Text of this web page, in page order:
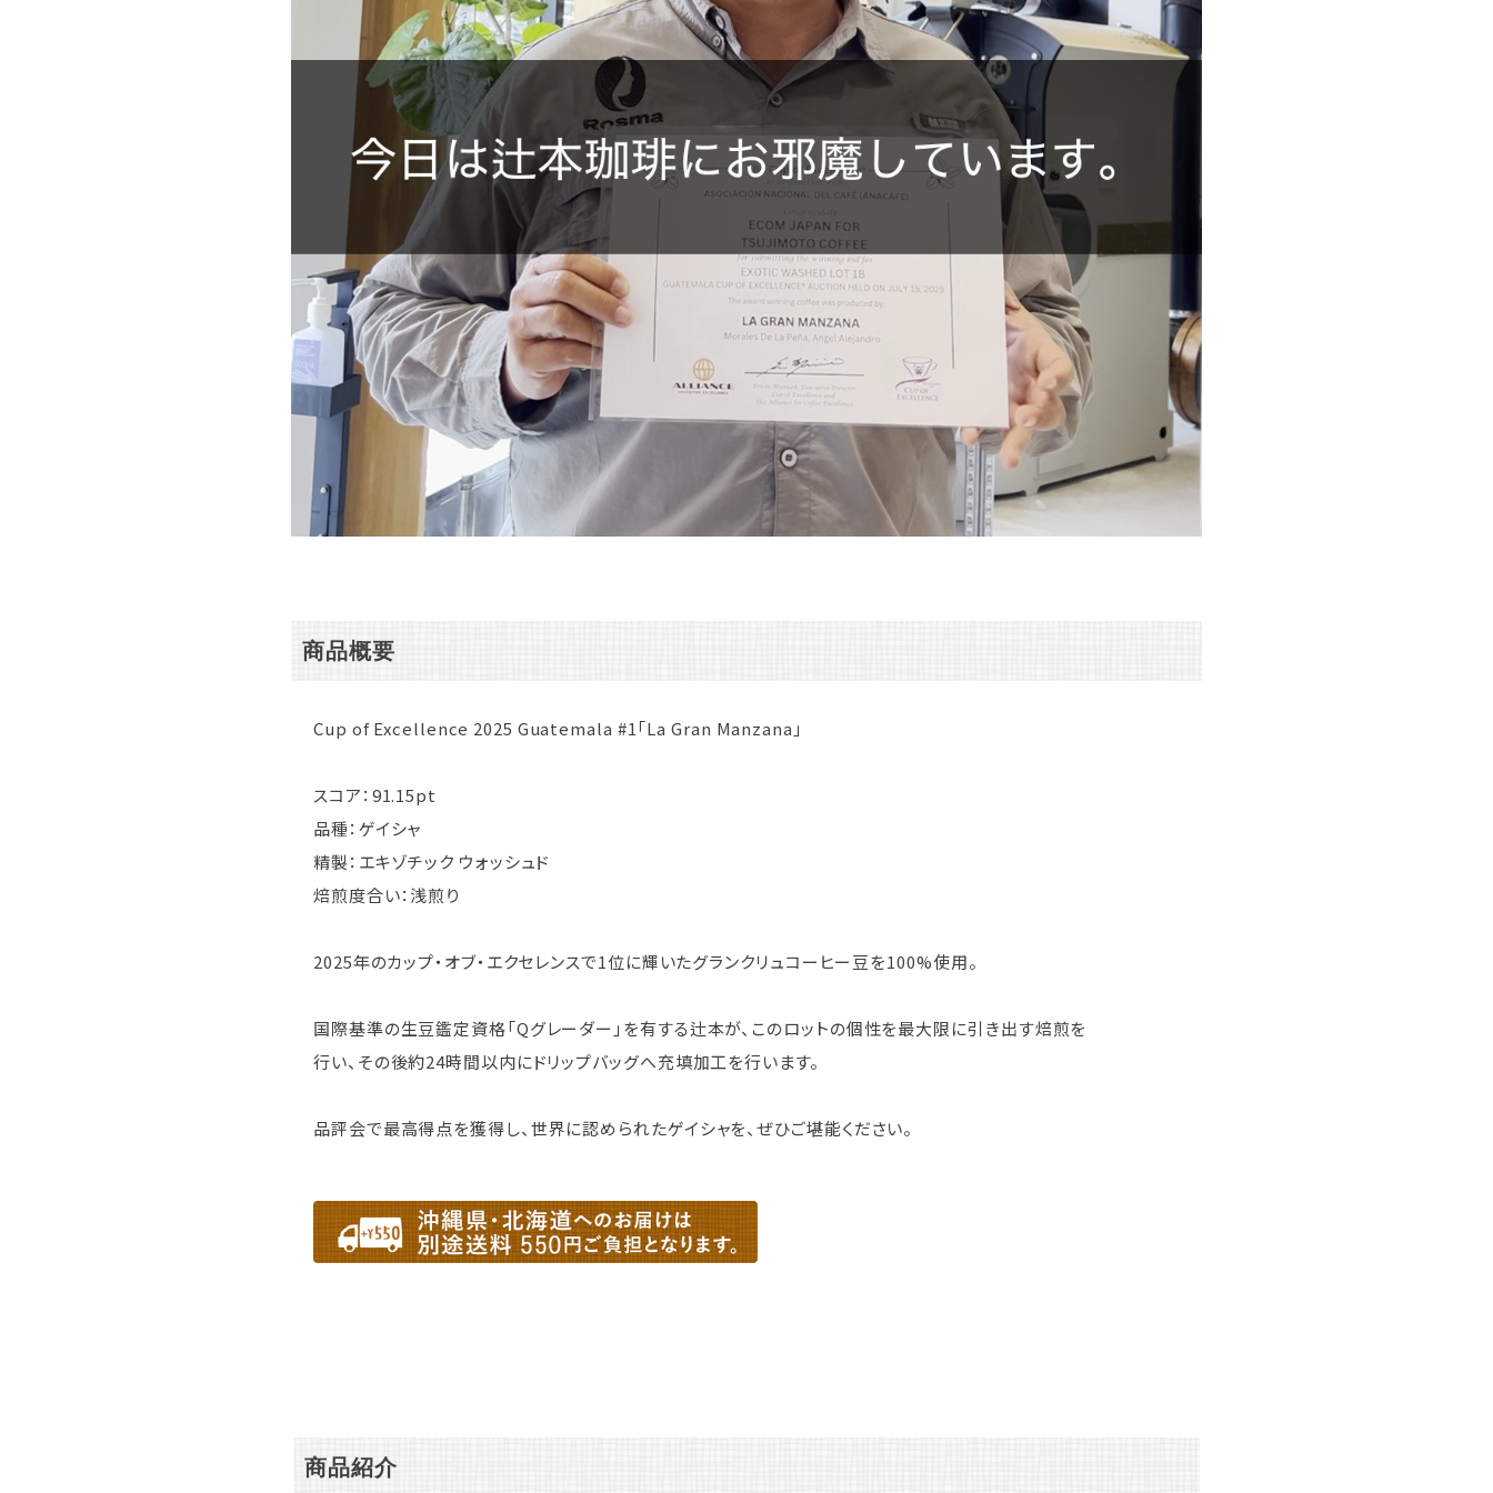
商品概要
Cup of Excellence 2025 Guatemala #1「La Gran Manzana」
スコア：91.15pt
品種：ゲイシャ
精製：エキゾチック ウォッシュド
焙煎度合い：浅煎り
2025年のカップ・オブ・エクセレンスで1位に輝いたグランクリュコーヒー豆を100%使用。
国際基準の生豆鑑定資格「Qグレーダー」を有する辻本が、このロットの個性を最大限に引き出す焙煎を
行い、その後約24時間以内にドリップバッグへ充填加工を行います。
品評会で最高得点を獲得し、世界に認められたゲイシャを、ぜひご堪能ください。
商品紹介